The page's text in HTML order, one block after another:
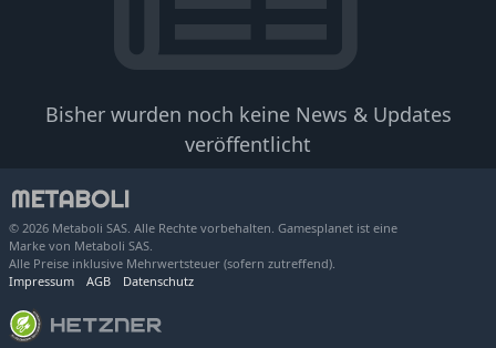
Bisher wurden noch keine News & Updates
veröffentlicht
© 2026 Metaboli SAS. Alle Rechte vorbehalten. Gamesplanet ist eine
Marke von Metaboli SAS.
Alle Preise inklusive Mehrwertsteuer (sofern zutreffend).
Impressum
AGB Datenschutz